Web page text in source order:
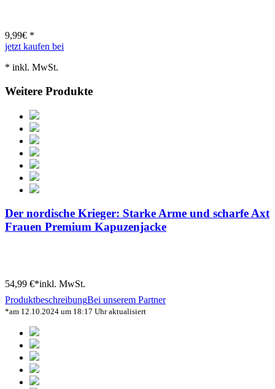
9,99€ *
jetzt kaufen bei
* inkl. MwSt.
Weitere Produkte
Der nordische Krieger: Starke Arme und scharfe Axt
Frauen Premium Kapuzenjacke
54,99 €*inkl. MwSt.
ProduktbeschreibungBei unserem Partner
*am 12.10.2024 um 18:17 Uhr aktualisiert